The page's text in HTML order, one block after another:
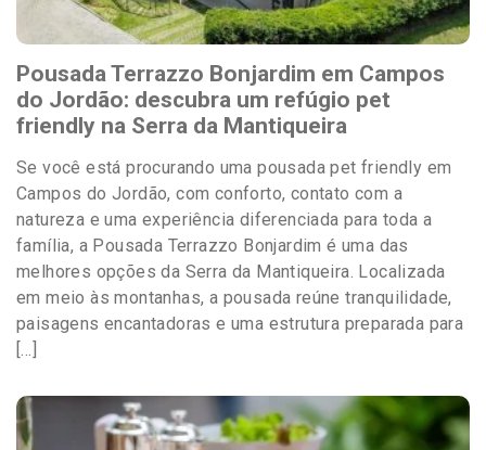
Pousada Terrazzo Bonjardim em Campos
do Jordão: descubra um refúgio pet
friendly na Serra da Mantiqueira
Se você está procurando uma pousada pet friendly em
Campos do Jordão, com conforto, contato com a
natureza e uma experiência diferenciada para toda a
família, a Pousada Terrazzo Bonjardim é uma das
melhores opções da Serra da Mantiqueira. Localizada
em meio às montanhas, a pousada reúne tranquilidade,
paisagens encantadoras e uma estrutura preparada para
[…]